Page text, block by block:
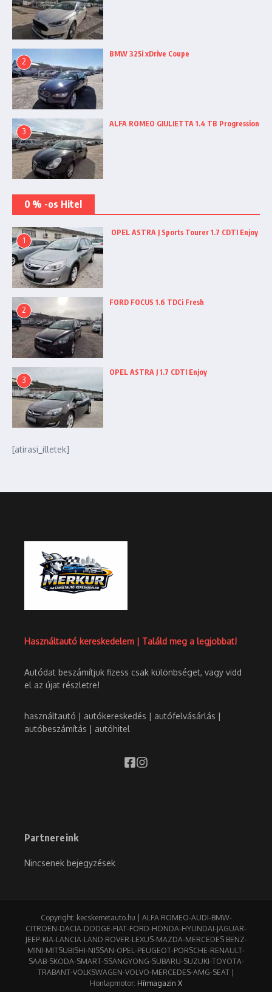
2
BMW 325i xDrive Coupe
3
ALFA ROMEO GIULIETTA 1.4 TB Progression
0 % -os Hitel
1
OPEL ASTRA J Sports Tourer 1.7 CDTI Enjoy
2
FORD FOCUS 1.6 TDCi Fresh
3
OPEL ASTRA J 1.7 CDTI Enjoy
[atirasi_illetek]
Használtautó kereskedelem | Találd meg a legjobbat!
Autódat beszámítjuk fizess csak különbséget, vagy vidd
el az újat részletre!
használtautó | autókereskedés | autófelvásárlás |
autóbeszámítás | autóhitel
Partnereink
Nincsenek bejegyzések
Copyright: kecskemetauto.hu | ALFA ROMEO-AUDI-BMW-
CITROEN-DACIA-DODGE-FIAT-FORD-HONDA-HYUNDAI-JAGUAR-
JEEP-KIA-LANCIA-LAND ROVER-LEXUS-MAZDA-MERCEDES BENZ-
MINI-MITSUBISHI-NISSAN-OPEL-PEUGEOT-PORSCHE-RENAULT-
SAAB-SKODA-SMART-SSANGYONG-SUBARU-SUZUKI-TOYOTA-
TRABANT-VOLKSWAGEN-VOLVO-MERCEDES-AMG-SEAT |
Honlapmotor: Hírmagazin X